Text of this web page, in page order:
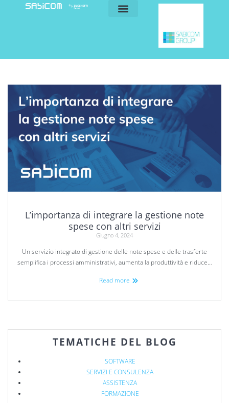
L’importanza di integrare la gestione note
spese con altri servizi
Giugno 4, 2024
Un servizio integrato di gestione delle note spese e delle trasferte
semplifica i processi amministrativi, aumenta la produttività e riduce…
Read more
TEMATICHE DEL BLOG
SOFTWARE
SERVIZI E CONSULENZA
ASSISTENZA
FORMAZIONE